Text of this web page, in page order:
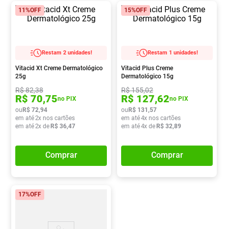
11%OFF
Restam 2 unidades!
Vitacid Xt Creme Dermatológico
25g
R$82,38
R$ 70,75no PIX
ouR$ 72,94
em até2x nos cartões
em até2x deR$ 36,47
Comprar
15%OFF
Restam 1 unidades!
Vitacid Plus Creme
Dermatológico 15g
R$155,02
R$ 127,62no PIX
ouR$ 131 ,57
em até4x nos cartões
em até4x deR$ 32,89
Comprar
17%OFF